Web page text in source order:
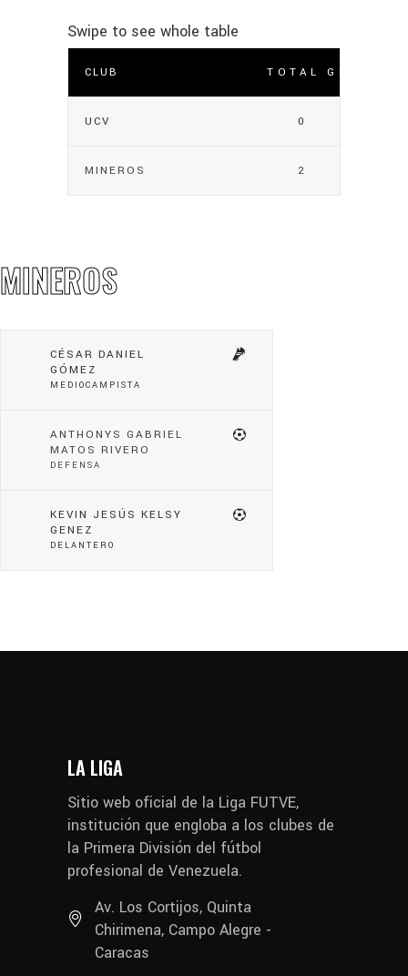
CLUB TOTAL GOLES
UCV 0
MINEROS 2
MINEROS
CÉSAR DANIEL
GÓMEZ
MEDIOCAMPISTA
ANTHONYS GABRIEL
MATOS RIVERO
DEFENSA
KEVIN JESÚS KELSY
GENEZ
DELANTERO
LA LIGA
Sitio web oficial de la Liga FUTVE,
institución que engloba a los clubes de
la Primera División del fútbol
profesional de Venezuela.
Av. Los Cortijos, Quinta
Chirimena, Campo Alegre -
Caracas